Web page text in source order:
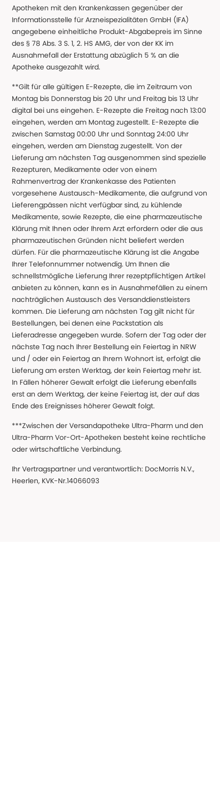
Apotheken mit den Krankenkassen gegenüber der
Informationsstelle für Arzneispezialitäten GmbH (IFA)
angegebene einheitliche Produkt-Abgabepreis im Sinne
des § 78 Abs. 3 S. 1, 2. HS AMG, der von der KK im
Ausnahmefall der Erstattung abzüglich 5 % an die
Apotheke ausgezahlt wird.
**Gilt für alle gültigen E-Rezepte, die im Zeitraum von
Montag bis Donnerstag bis 20 Uhr und Freitag bis 13 Uhr
digital bei uns eingehen. E-Rezepte die Freitag nach 13:00
eingehen, werden am Montag zugestellt. E-Rezepte die
zwischen Samstag 00:00 Uhr und Sonntag 24:00 Uhr
eingehen, werden am Dienstag zugestellt. Von der
Lieferung am nächsten Tag ausgenommen sind spezielle
Rezepturen, Medikamente oder von einem
Rahmenvertrag der Krankenkasse des Patienten
vorgesehene Austausch-Medikamente, die aufgrund von
Lieferengpässen nicht verfügbar sind, zu kühlende
Medikamente, sowie Rezepte, die eine pharmazeutische
Klärung mit Ihnen oder Ihrem Arzt erfordern oder die aus
pharmazeutischen Gründen nicht beliefert werden
dürfen. Für die pharmazeutische Klärung ist die Angabe
Ihrer Telefonnummer notwendig. Um Ihnen die
schnellstmögliche Lieferung Ihrer rezeptpflichtigen Artikel
anbieten zu können, kann es in Ausnahmefällen zu einem
nachträglichen Austausch des Versanddienstleisters
kommen. Die Lieferung am nächsten Tag gilt nicht für
Bestellungen, bei denen eine Packstation als
Lieferadresse angegeben wurde. Sofern der Tag oder der
nächste Tag nach Ihrer Bestellung ein Feiertag in NRW
und / oder ein Feiertag an Ihrem Wohnort ist, erfolgt die
Lieferung am ersten Werktag, der kein Feiertag mehr ist.
In Fällen höherer Gewalt erfolgt die Lieferung ebenfalls
erst an dem Werktag, der keine Feiertag ist, der auf das
Ende des Ereignisses höherer Gewalt folgt.
***Zwischen der Versandapotheke Ultra-Pharm und den
Ultra-Pharm Vor-Ort-Apotheken besteht keine rechtliche
oder wirtschaftliche Verbindung.
Ihr Vertragspartner und verantwortlich: DocMorris N.V.,
Heerlen, KVK-Nr.14066093